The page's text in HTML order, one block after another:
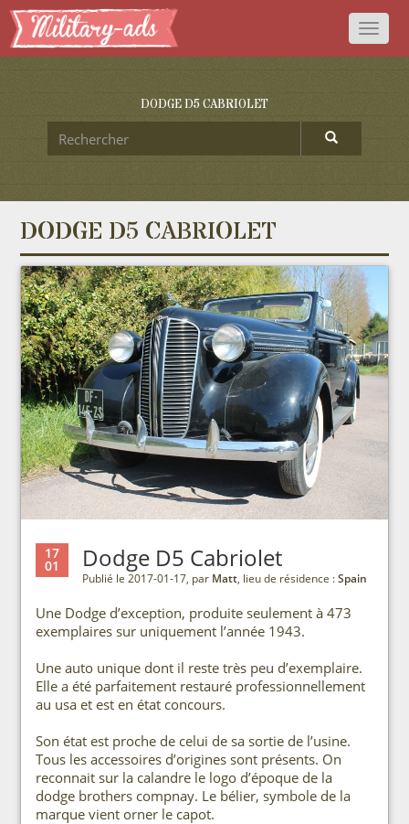
Toggle
DODGE D5 CABRIOLET
DODGE D5 CABRIOLET
17
01 Dodge D5 Cabriolet
Publié le 2017-01-17, par Matt, lieu de résidence :Spain
Une Dodge d’exception, produite seulement à 473
exemplaires sur uniquement l’année 1943.
Une auto unique dont il reste très peu d’exemplaire.
Elle a été parfaitement restauré professionnellement
au usa et est en état concours.
Son état est proche de celui de sa sortie de l’usine.
Tous les accessoires d’origines sont présents. On
reconnait sur la calandre le logo d’époque de la
dodge brothers compnay. Le bélier, symbole de la
marque vient orner le capot.